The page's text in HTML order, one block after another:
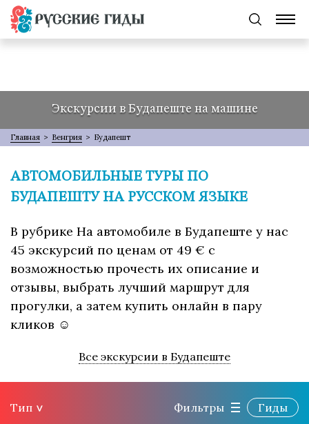
Экскурсии в Будапеште на машине
Главная > Венгрия > Будапешт
АВТОМОБИЛЬНЫЕ ТУРЫ ПО
БУДАПЕШТУ НА РУССКОМ ЯЗЫКЕ
В рубрике На автомобиле в Будапеште у нас
45 экскурсий по ценам от 49 € с
возможностью прочесть их описание и
отзывы, выбрать лучший маршрут для
прогулки, а затем купить онлайн в пару
кликов ☺
Все экскурсии в Будапеште
Тип Фильтры Гиды